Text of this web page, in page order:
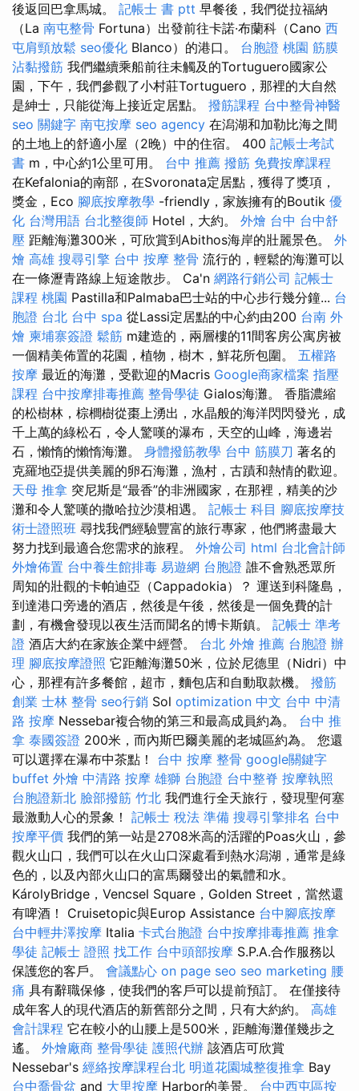
後返回巴拿馬城。 記帳士 書 ptt 早餐後，我們從拉福納
（La 南屯整骨 Fortuna）出發前往卡諾·布蘭科（Cano 西
屯肩頸放鬆 seo優化 Blanco）的港口。 台胞證 桃園 筋膜
沾黏撥筋 我們繼續乘船前往未觸及的Tortuguero國家公
園，下午，我們參觀了小村莊Tortuguero，那裡的大自然
是紳士，只能從海上接近定居點。 撥筋課程 台中整骨神醫
seo 關鍵字 南屯按摩 seo agency 在潟湖和加勒比海之間
的土地上的舒適小屋（2晚）中的住宿。 400 記帳士考試
書 m，中心約1公里可用。 台中 推薦 撥筋 免費按摩課程
在Kefalonia的南部，在Svoronata定居點，獲得了獎項，
獎金，Eco 腳底按摩教學 -friendly，家族擁有的Boutik 優
化 台灣用語 台北整復師 Hotel，大約。 外燴 台中 台中舒
壓 距離海灘300米，可欣賞到Abithos海岸的壯麗景色。 外
燴 高雄 搜尋引擎 台中 按摩 整骨 流行的，輕鬆的海灘可以
在一條瀝青路線上短途散步。 Ca'n 網路行銷公司 記帳士
課程 桃園 Pastilla和Palmaba巴士站的中心步行幾分鐘... 台
胞證 台北 台中 spa 從Lassi定居點的中心約由200 台南 外
燴 柬埔寨簽證 鬆筋 m建造的，兩層樓的11間客房公寓房被
一個精美佈置的花園，植物，樹木，鮮花所包圍。 五權路
按摩 最近的海灘，受歡迎的Macris Google商家檔案 指壓
課程 台中按摩排毒推薦 整骨學徒 Gialos海灘。 香脂濃縮
的松樹林，棕櫚樹從棗上湧出，水晶般的海洋閃閃發光，成
千上萬的綠松石，令人驚嘆的瀑布，天空的山峰，海邊岩
石，懶惰的懶惰海灘。 身體撥筋教學 台中 筋膜刀 著名的
克羅地亞提供美麗的卵石海灘，漁村，古蹟和熱情的歡迎。
天母 推拿 突尼斯是“最香”的非洲國家，在那裡，精美的沙
灘和令人驚嘆的撒哈拉沙漠相遇。 記帳士 科目 腳底按摩技
術士證照班 尋找我們經驗豐富的旅行專家，他們將盡最大
努力找到最適合您需求的旅程。 外燴公司 html 台北會計師
外燴佈置 台中養生館排毒 易遊網 台胞證 誰不會熟悉眾所
周知的壯觀的卡帕迪亞（Cappadokia）？ 運送到科隆島，
到達港口旁邊的酒店，然後是午後，然後是一個免費的計
劃，有機會發現以夜生活而聞名的博卡斯鎮。 記帳士 準考
證 酒店大約在家族企業中經營。 台北 外燴 推薦 台胞證 辦
理 腳底按摩證照 它距離海灘50米，位於尼德里（Nidri）中
心，那裡有許多餐館，超市，麵包店和自動取款機。 撥筋
創業 士林 整骨 seo行銷 Sol optimization 中文 台中 中清
路 按摩 Nessebar複合物的第三和最高成員約為。 台中 推
拿 泰國簽證 200米，而內斯巴爾美麗的老城區約為。 您還
可以選擇在瀑布中茶點！ 台中 按摩 整骨 google關鍵字
buffet 外燴 中清路 按摩 雄獅 台胞證 台中整脊 按摩執照
台胞證新北 臉部撥筋 竹北 我們進行全天旅行，發現聖何塞
最激動人心的景象！ 記帳士 稅法 準備 搜尋引擎排名 台中
按摩平價 我們的第一站是2708米高的活躍的Poas火山，參
觀火山口，我們可以在火山口深處看到熱水潟湖，通常是綠
色的，以及內部火山口的富馬爾發出的氣體和水。
KárolyBridge，Vencsel Square，Golden Street，當然還
有啤酒！ Cruisetopic與Europ Assistance 台中腳底按摩
台中輕井澤按摩 Italia 卡式台胞證 台中按摩排毒推薦 推拿
學徒 記帳士 證照 找工作 台中頭部按摩 S.P.A.合作服務以
保護您的客戶。 會議點心 on page seo seo marketing 腰
痛 具有辭職保修，使我們的客戶可以提前預訂。 在僅接待
成年客人的現代酒店的新舊部分之間，只有大約約。 高雄
會計課程 它在較小的山腰上是500米，距離海灘僅幾步之
遙。 外燴廠商 整骨學徒 護照代辦 該酒店可欣賞
Nessebar's 經絡按摩課程台北 明道花園城整復推拿 Bay
台中喬骨盆 and 大里按摩 Harbor的美景。 台中西屯區按